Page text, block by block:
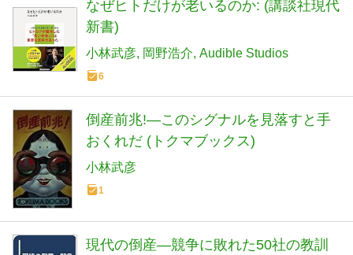
なぜヒトだけが老いるのか: (講談社現代
新書)
小林武彦 岡野浩介 Audible Studios
6
倒産前兆!―このシグナルを見落すと手
おくれだ (トクマブックス)
小林武彦
1
現代の倒産―競争に敗れた50社の教訓